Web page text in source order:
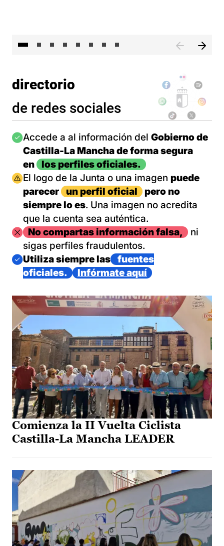
directorio
de redes sociales
Imagen
Accede a al información del Gobierno de
Castilla-La Mancha de forma segura
en
los perfiles oficiales.
Imagen
El logo de la Junta o una imagen puede
parecer
un perfil oficial
pero no
siempre lo es. Una imagen no acredita
que la cuenta sea auténtica.
ImagenNo compartas información falsa,
ni
sigas perfiles fraudulentos.
Imagen
Utiliza siempre las
fuentes
oficiales.
Infórmate aquí
Comienza la II Vuelta Ciclista
Castilla-La Mancha LEADER